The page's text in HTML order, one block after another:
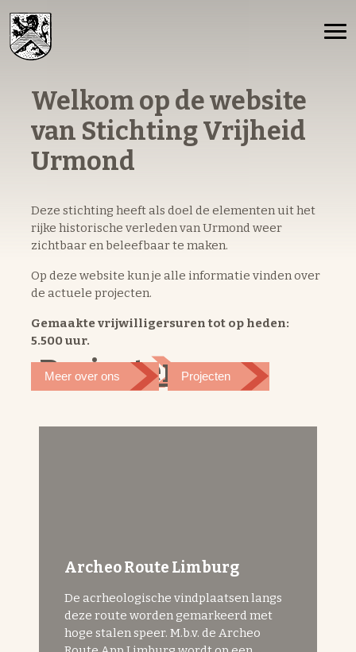
Welkom op de website
van Stichting Vrijheid
Urmond
Deze stichting heeft als doel de elementen uit het
rijke historische verleden van Urmond weer
zichtbaar en beleefbaar te maken.
Op deze website kun je alle informatie vinden over
de actuele projecten.
Gemaakte vrijwilligersuren tot op heden:
5.500 uur.
Meer over ons Projecten
Projecten
Archeo Route Limburg
De acrheologische vindplaatsen langs
deze route worden gemarkeerd met
hoge stalen speer. M.b.v. de Archeo